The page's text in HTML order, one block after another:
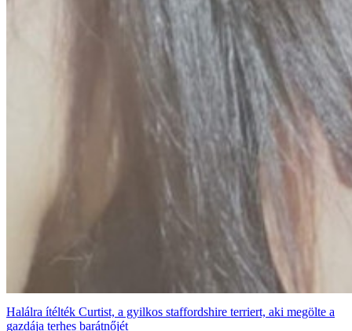
Halálra ítélték Curtist, a gyilkos staffordshire terriert, aki megölte a
gazdája terhes barátnőjét